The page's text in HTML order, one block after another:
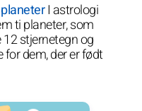
I astrologi
ti planeter, som
stjernetegn og
dem, der er født